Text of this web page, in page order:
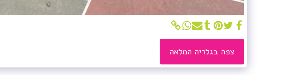
צפה בגלריה המלאה